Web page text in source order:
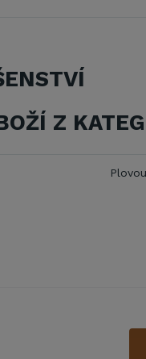
Z